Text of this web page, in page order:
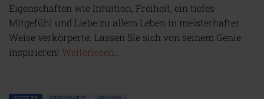
Eigenschaften wie Intuition, Freiheit, ein tiefes
Mitgefühl und Liebe zu allem Leben in meisterhafter
Weise verkörperte. Lassen Sie sich von seinem Genie
inspirieren! Weiterlesen...